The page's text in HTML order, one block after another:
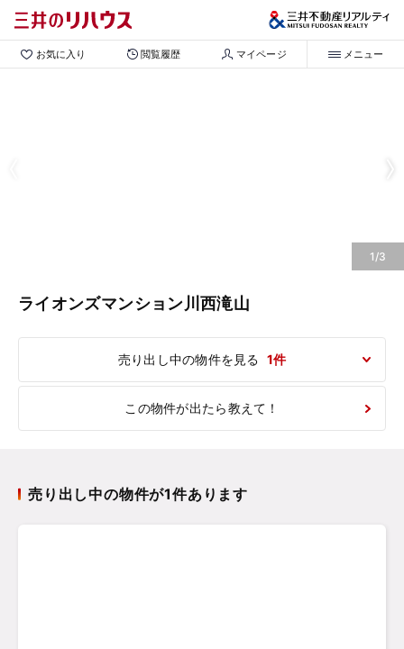
お気に入り 閲覧履歴 マイページ メニュー
1/3
ライオンズマンション川西滝山
売り出し中の物件を見る 1件
この物件が出たら教えて！
売り出し中の物件が1件あります